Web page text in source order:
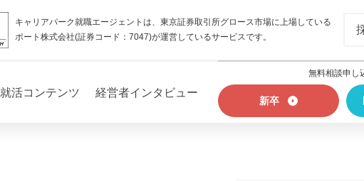
キャリアパーク就職エージェントは、東京証券取引所グロース市場に上場している
ポート株式会社(証券コード：7047)が運営しているサービスです。
就活コンテンツ 経営者インタビュー
無料相談申し
新卒